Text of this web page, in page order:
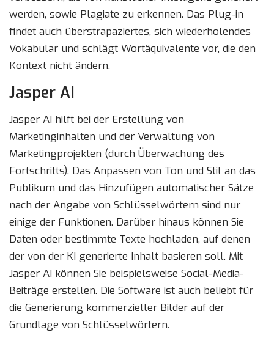
werden, sowie Plagiate zu erkennen. Das Plug-in
findet auch überstrapaziertes, sich wiederholendes
Vokabular und schlägt Wortäquivalente vor, die den
Kontext nicht ändern.
Jasper AI
Jasper AI hilft bei der Erstellung von
Marketinginhalten und der Verwaltung von
Marketingprojekten (durch Überwachung des
Fortschritts). Das Anpassen von Ton und Stil an das
Publikum und das Hinzufügen automatischer Sätze
nach der Angabe von Schlüsselwörtern sind nur
einige der Funktionen. Darüber hinaus können Sie
Daten oder bestimmte Texte hochladen, auf denen
der von der KI generierte Inhalt basieren soll. Mit
Jasper AI können Sie beispielsweise Social-Media-
Beiträge erstellen. Die Software ist auch beliebt für
die Generierung kommerzieller Bilder auf der
Grundlage von Schlüsselwörtern.